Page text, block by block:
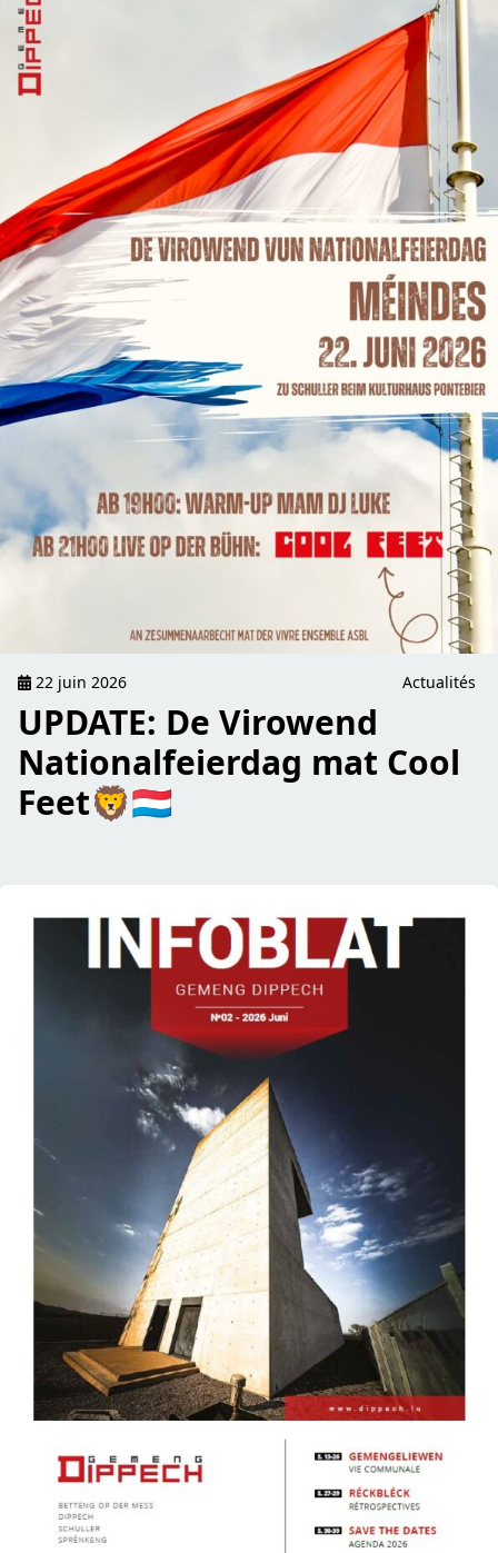
22 juin 2026 Actualités
UPDATE: De Virowend
Nationalfeierdag mat Cool
Feet🦁🇱🇺